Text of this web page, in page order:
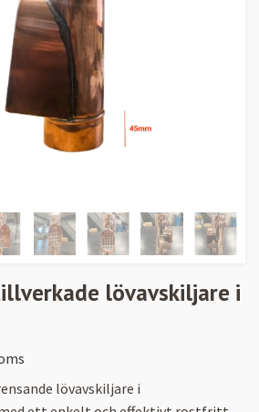
lövavskiljare i
lövavskiljare i